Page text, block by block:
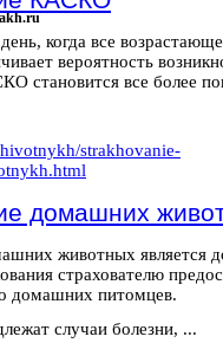
когда все
вероятность
становится все более
домашних
животных является
страхователю
домашних питомцев.
случаи болезни, ...